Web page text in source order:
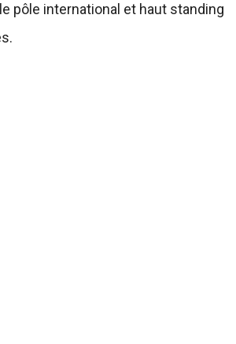
pôle international et haut standing